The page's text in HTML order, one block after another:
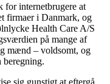
for internetbrugere at
firmaer i Danmark, og
Health Care A/S
på mange af
mænd – voldsomt, og
beregning.
sig gunstigt at eftergå